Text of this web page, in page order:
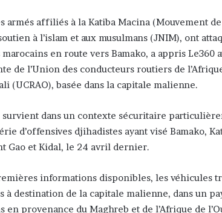
armés affiliés à la Katiba Macina (Mouvement
à l’islam et aux musulmans (JNIM), ont
en route vers Bamako, a appris Le360
de l’Union des conducteurs routiers de
(UCRAO), basée dans la capitale malienne.
survient dans un contexte sécuritaire
d’offensives djihadistes ayant visé Bamako,
Gao et Kidal, le 24 avril dernier.
informations disponibles, les véhicules
à destination de la capitale malienne, dans un
en provenance du Maghreb et de l’Afrique de